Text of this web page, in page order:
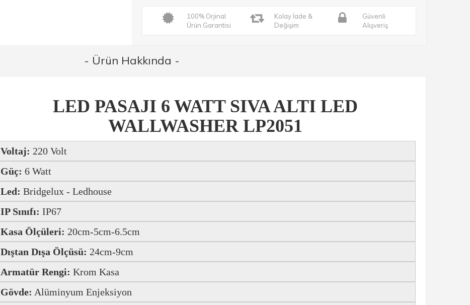
100% Orjinal
Ürün Garantisi
Kolay İade &
Değişim
Güvenli
Alışveriş
- Ürün Hakkında -
LED PASAJI 6 WATT SIVA ALTI LED
WALLWASHER LP2051
Voltaj: 220 Volt
Güç: 6 Watt
Led: Bridgelux - Ledhouse
IP Sınıfı: IP67
Kasa Ölçüleri: 20cm-5cm-6.5cm
Dıştan Dışa Ölçüsü: 24cm-9cm
Armatür Rengi: Krom Kasa
Gövde: Alüminyum Enjeksiyon